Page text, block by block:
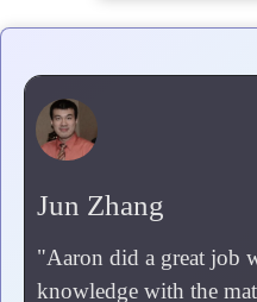
Jun Zhang
"Aaron did a great job
knowledge with the